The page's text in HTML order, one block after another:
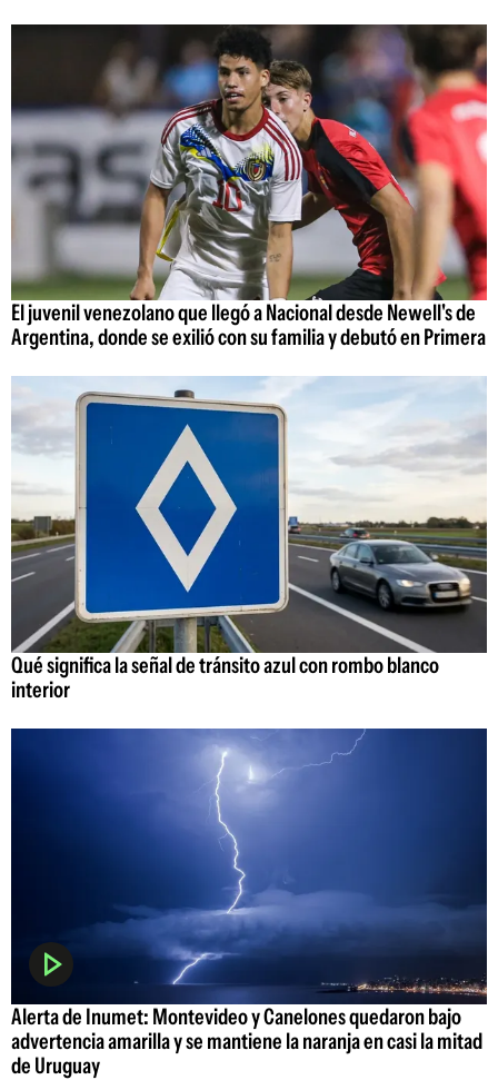
El juvenil venezolano que llegó a Nacional desde Newell's de
Argentina, donde se exilió con su familia y debutó en Primera
Qué significa la señal de tránsito azul con rombo blanco
interior
Alerta de Inumet: Montevideo y Canelones quedaron bajo
advertencia amarilla y se mantiene la naranja en casi la mitad
de Uruguay